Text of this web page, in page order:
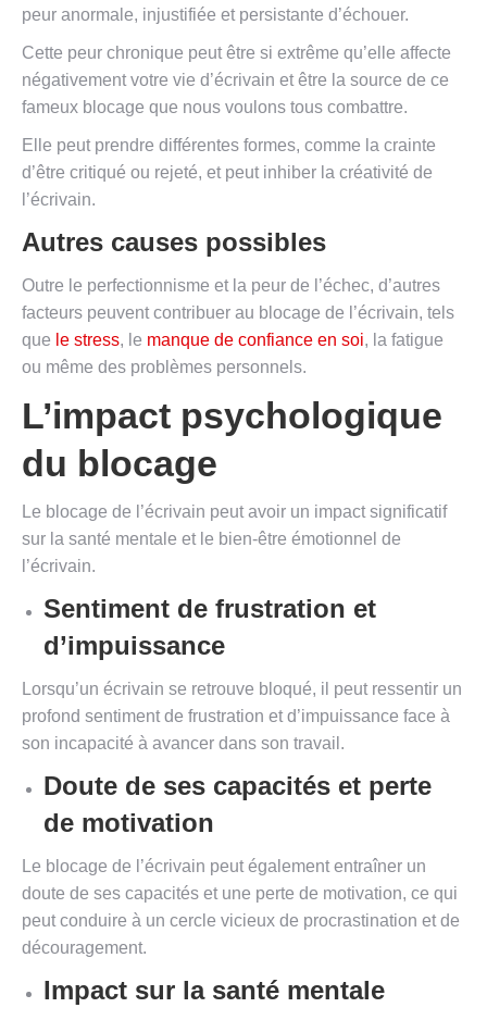
peur anormale, injustifiée et persistante d’échouer.
Cette peur chronique peut être si extrême qu’elle affecte
négativement votre vie d’écrivain et être la source de ce
fameux blocage que nous voulons tous combattre.
Elle peut prendre différentes formes, comme la crainte
d’être critiqué ou rejeté, et peut inhiber la créativité de
l’écrivain.
Autres causes possibles
Outre le perfectionnisme et la peur de l’échec, d’autres
facteurs peuvent contribuer au blocage de l’écrivain, tels
que le stress, le manque de confiance en soi, la fatigue
ou même des problèmes personnels.
L’impact psychologique
du blocage
Le blocage de l’écrivain peut avoir un impact significatif
sur la santé mentale et le bien-être émotionnel de
l’écrivain.
Sentiment de frustration et
d’impuissance
Lorsqu’un écrivain se retrouve bloqué, il peut ressentir un
profond sentiment de frustration et d’impuissance face à
son incapacité à avancer dans son travail.
Doute de ses capacités et perte
de motivation
Le blocage de l’écrivain peut également entraîner un
doute de ses capacités et une perte de motivation, ce qui
peut conduire à un cercle vicieux de procrastination et de
découragement.
Impact sur la santé mentale